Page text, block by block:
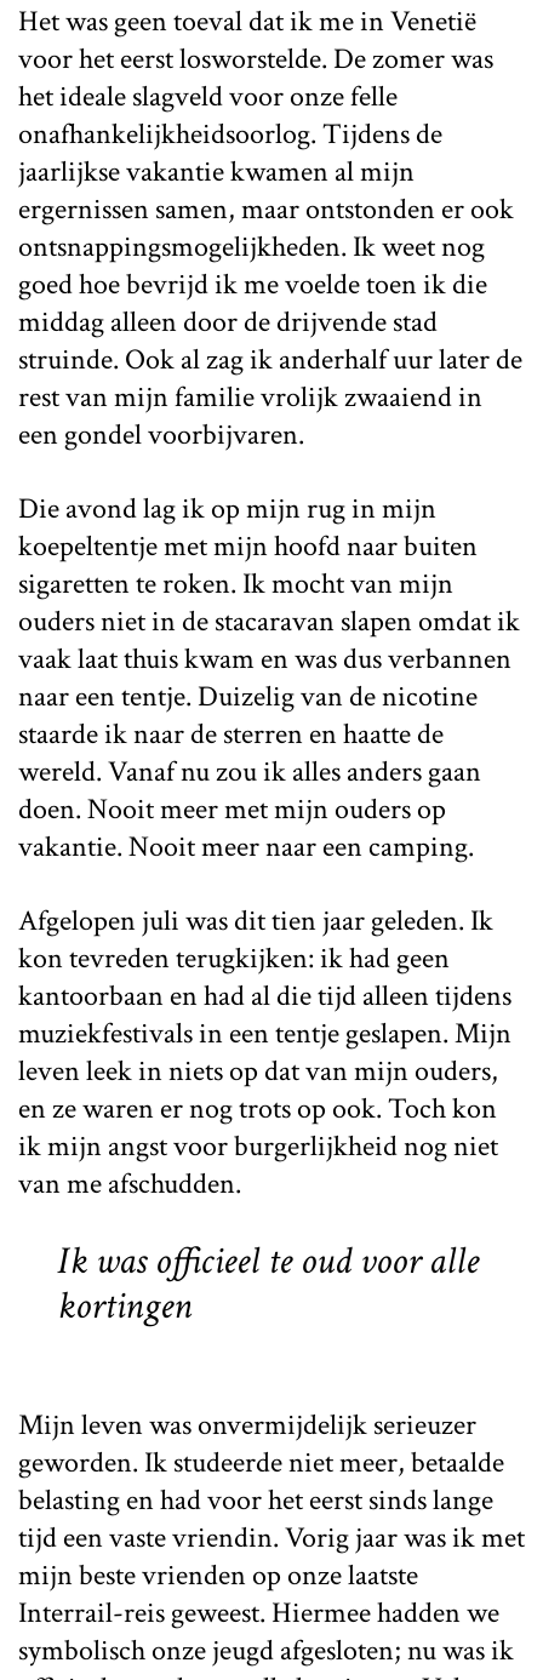
Het was geen toeval dat ik me in Venetië
voor het eerst losworstelde. De zomer was
het ideale slagveld voor onze felle
onafhankelijkheidsoorlog. Tijdens de
jaarlijkse vakantie kwamen al mijn
ergernissen samen, maar ontstonden er ook
ontsnappingsmogelijkheden. Ik weet nog
goed hoe bevrijd ik me voelde toen ik die
middag alleen door de drijvende stad
struinde. Ook al zag ik anderhalf uur later de
rest van mijn familie vrolijk zwaaiend in
een gondel voorbijvaren.
Die avond lag ik op mijn rug in mijn
koepeltentje met mijn hoofd naar buiten
sigaretten te roken. Ik mocht van mijn
ouders niet in de stacaravan slapen omdat ik
vaak laat thuis kwam en was dus verbannen
naar een tentje. Duizelig van de nicotine
staarde ik naar de sterren en haatte de
wereld. Vanaf nu zou ik alles anders gaan
doen. Nooit meer met mijn ouders op
vakantie. Nooit meer naar een camping.
Afgelopen juli was dit tien jaar geleden. Ik
kon tevreden terugkijken: ik had geen
kantoorbaan en had al die tijd alleen tijdens
muziekfestivals in een tentje geslapen. Mijn
leven leek in niets op dat van mijn ouders,
en ze waren er nog trots op ook. Toch kon
ik mijn angst voor burgerlijkheid nog niet
van me afschudden.
Ik was officieel te oud voor alle
kortingen
Mijn leven was onvermijdelijk serieuzer
geworden. Ik studeerde niet meer, betaalde
belasting en had voor het eerst sinds lange
tijd een vaste vriendin. Vorig jaar was ik met
mijn beste vrienden op onze laatste
Interrail-reis geweest. Hiermee hadden we
symbolisch onze jeugd afgesloten; nu was ik